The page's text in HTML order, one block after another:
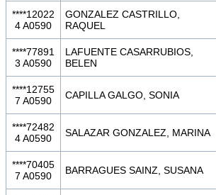
****12022
4 A0590
GONZALEZ CASTRILLO,
RAQUEL
****77891
3 A0590
LAFUENTE CASARRUBIOS,
BELEN
****12755
7 A0590
CAPILLA GALGO, SONIA
****72482
4 A0590
SALAZAR GONZALEZ, MARINA
****70405
7 A0590
BARRAGUES SAINZ, SUSANA